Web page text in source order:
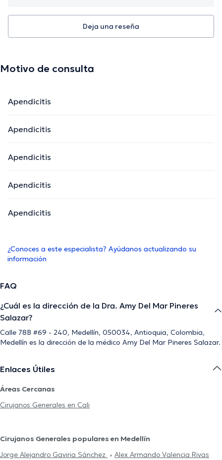
Deja una reseña
Motivo de consulta
Apendicitis
Apendicitis
Apendicitis
Apendicitis
Apendicitis
¿Conoces a este especialista? Ayúdanos actualizando su
información
FAQ
¿Cuál es la dirección de la Dra. Amy Del Mar Pineres
Salazar?
Calle 78B #69 - 240, Medellín, 050034, Antioquia, Colombia,
Medellín es la dirección de la médico Amy Del Mar Pineres Salazar.
Enlaces Útiles
Áreas Cercanas
Cirujanos Generales en Cali
Cirujanos Generales populares en Medellín
Jorge Alejandro Gaviria Sánchez
Alex Armando Valencia Rivas